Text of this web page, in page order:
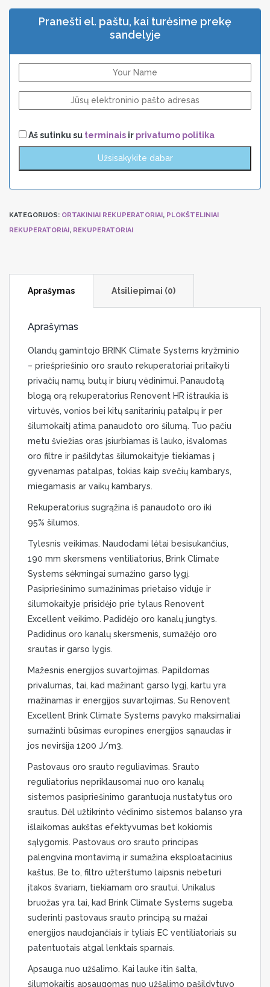
Pranešti el. paštu, kai turėsime prekę
sandelyje
Aš sutinku su terminais ir privatumo politika
KATEGORIJOS: ORTAKINIAI REKUPERATORIAI, PLOKŠTELINIAI
REKUPERATORIAI, REKUPERATORIAI
Aprašymas Atsiliepimai (0)
Aprašymas
Olandų gamintojo BRINK Climate Systems kryžminio
– priešpriešinio oro srauto rekuperatoriai pritaikyti
privačių namų, butų ir biurų vėdinimui. Panaudotą
blogą orą rekuperatorius Renovent HR ištraukia iš
virtuvės, vonios bei kitų sanitarinių patalpų ir per
šilumokaitį atima panaudoto oro šilumą. Tuo pačiu
metu šviežias oras įsiurbiamas iš lauko, išvalomas
oro filtre ir pašildytas šilumokaityje tiekiamas į
gyvenamas patalpas, tokias kaip svečių kambarys,
miegamasis ar vaikų kambarys.
Rekuperatorius sugrąžina iš panaudoto oro iki
95% šilumos.
Tylesnis veikimas. Naudodami lėtai besisukančius,
190 mm skersmens ventiliatorius, Brink Climate
Systems sėkmingai sumažino garso lygį.
Pasipriešinimo sumažinimas prietaiso viduje ir
šilumokaityje prisidėjo prie tylaus Renovent
Excellent veikimo. Padidėjo oro kanalų jungtys.
Padidinus oro kanalų skersmenis, sumažėjo oro
srautas ir garso lygis.
Mažesnis energijos suvartojimas. Papildomas
privalumas, tai, kad mažinant garso lygį, kartu yra
mažinamas ir energijos suvartojimas. Su Renovent
Excellent Brink Climate Systems pavyko maksimaliai
sumažinti būsimas europines energijos sąnaudas ir
jos neviršija 1200 J/m3.
Pastovaus oro srauto reguliavimas. Srauto
reguliatorius nepriklausomai nuo oro kanalų
sistemos pasipriešinimo garantuoja nustatytus oro
srautus. Dėl užtikrinto vėdinimo sistemos balanso yra
išlaikomas aukštas efektyvumas bet kokiomis
sąlygomis. Pastovaus oro srauto principas
palengvina montavimą ir sumažina eksploatacinius
kaštus. Be to, filtro užterštumo laipsnis nebeturi
įtakos švariam, tiekiamam oro srautui. Unikalus
bruožas yra tai, kad Brink Climate Systems sugeba
suderinti pastovaus srauto principą su mažai
energijos naudojančiais ir tyliais EC ventiliatoriais su
patentuotais atgal lenktais sparnais.
Apsauga nuo užšalimo. Kai lauke itin šalta,
šilumokaitis apsaugomas nuo užšalimo pašildytuvo